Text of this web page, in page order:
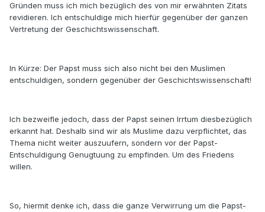
Gründen muss ich mich bezüglich des von mir erwähnten Zitats
revidieren. Ich entschuldige mich hierfür gegenüber der ganzen
Vertretung der Geschichtswissenschaft.
In Kürze: Der Papst muss sich also nicht bei den Muslimen
entschuldigen, sondern gegenüber der Geschichtswissenschaft!
Ich bezweifle jedoch, dass der Papst seinen Irrtum diesbezüglich
erkannt hat. Deshalb sind wir als Muslime dazu verpflichtet, das
Thema nicht weiter auszuufern, sondern vor der Papst-
Entschuldigung Genugtuung zu empfinden. Um des Friedens
willen.
So, hiermit denke ich, dass die ganze Verwirrung um die Papst-